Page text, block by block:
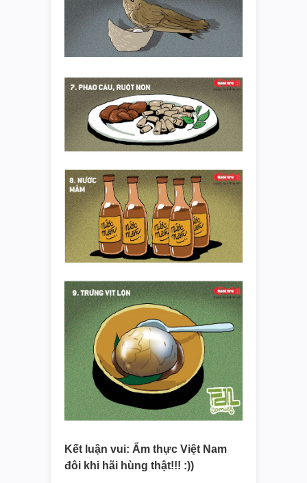
Kết luận vui: Ẩm thực Việt Nam
đôi khi hãi hùng thật!!! :))